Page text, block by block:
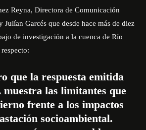
Reyna, Directora de Comunicación
Julían Garcés que desde hace más de diez
de investigación a la cuenca de Río
que la respuesta emitida
muestra las limitantes que
frente a los impactos
socioambiental.